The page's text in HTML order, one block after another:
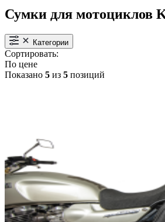
Сумки для мотоциклов
Категории
Сортировать:
По цене
Показано 5 из 5 позиций